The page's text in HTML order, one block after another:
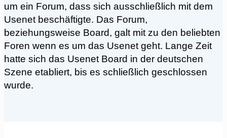
um ein Forum, dass sich ausschließlich mit dem
Usenet beschäftigte. Das Forum,
beziehungsweise Board, galt mit zu den beliebten
Foren wenn es um das Usenet geht. Lange Zeit
hatte sich das Usenet Board in der deutschen
Szene etabliert, bis es schließlich geschlossen
wurde.